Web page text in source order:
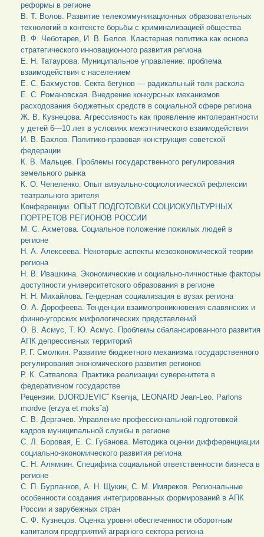
реформы в регионе
В. Т. Волов. Развитие телекоммуникационных образовательных
технологий в контексте борьбы с криминализацией общества
В. Ф. Чеботарев, И. В. Белов. Кластерная политика как основа
стратегического инновационного развития региона
Е. Н. Татаурова. Муниципальное управление: проблема
взаимодействия с населением
Е. С. Бахмустов. Секта бегунов — радикальный толк раскола
Е. С. Романовская. Внедрение конкурсных механизмов
расходования бюджетных средств в социальной сфере региона
Ж. В. Кузнецова. Агрессивность как проявление интолерантности
у детей 6—10 лет в условиях межэтнического взаимодействия
И. В. Бахлов. Политико-правовая конструкция советской
федерации
К. В. Мальцев. Проблемы государственного регулирования
земельного рынка
К. О. Чепеленко. Опыт визуально-социологической рефлексии
театрального зрителя
Конференции. ОПЫТ ПОДГОТОВКИ СОЦИОКУЛЬТУРНЫХ
ПОРТРЕТОВ РЕГИОНОВ РОССИИ
М. С. Ахметова. Социальное положение пожилых людей в
регионе
Н. А. Алексеева. Некоторые аспекты мезоэкономической теории
региона
Н. В. Ивашкина. Экономические и социально-личностные факторы
доступности университетского образования в регионе
Н. Н. Михайлова. Гендерная социализация в вузах региона
О. А. Дорофеева. Тенденции взаимопроникновения славянских и
финно-угорских мифологических представлений
О. В. Асмус, Т. Ю. Асмус. Проблемы сбалансированного развития
АПК депрессивных территорий
Р. Г. Смолкин. Развитие бюджетного механизма государственного
регулирования экономического развития регионов
Р. К. Сатвалова. Практика реализации суверенитета в
федеративном государстве
Рецензии. DJORDJEVICˇ Ksenija, LEONARD Jean-Leo. Parlons
mordve (erzya et moksˇa)
С. В. Дергачев. Управление профессиональной подготовкой
кадров муниципальной службы в регионе
С. Л. Боровая, Е. С. Губанова. Методика оценки дифференциации
социально-экономического развития региона
С. Н. Алямкин. Специфика социальной ответственности бизнеса в
регионе
С. П. Бурланков, А. Н. Щукин, С. М. Имяреков. Региональные
особенности создания интегрированных формирований в АПК
России и зарубежных стран
С. Ф. Кузнецов. Оценка уровня обеспеченности оборотным
капиталом предприятий аграрного сектора региона